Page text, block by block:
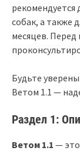
собак, а также
месяцев.
Будьте
Ветом 1.1 —
Раздел 1:
Ветом 1.1 —